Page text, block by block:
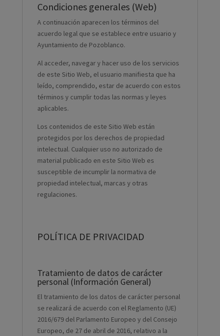
Condiciones generales (Web)
A continuación aparecen los términos del
acuerdo legal que se establece entre usuario y
Ayuntamiento de Pozoblanco.
Al acceder, navegar y hacer uso de los servicios
de este Sitio Web, el usuario manifiesta que ha
leído, comprendido, estar de acuerdo con estos
términos y cumplir todas las normas y leyes
aplicables.
Los contenidos de este Sitio Web están
protegidos por los derechos de propiedad
intelectual. Cualquier uso no autorizado de
material publicado en este Sitio Web es
susceptible de incumplir la normativa de
propiedad intelectual, marcas y otras
regulaciones.
POLÍTICA DE PRIVACIDAD
Tratamiento de datos de carácter
personal (Información General)
El tratamiento de los datos de carácter personal
se realizará de acuerdo con el Reglamento (UE)
2016/679 del Parlamento Europeo y del Consejo
Europeo, de 27 de abril de 2016, relativo a la